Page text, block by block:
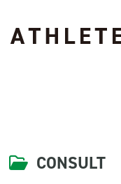
CONSULT